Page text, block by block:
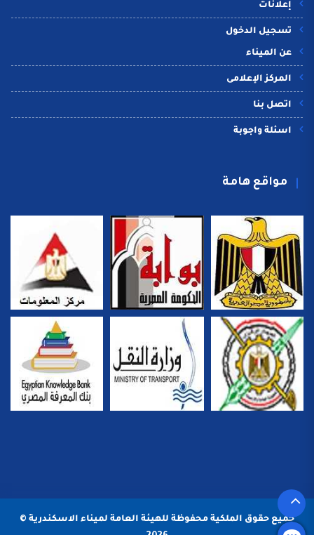
إعلانات
تسجيل الدخول
عن الميناء
المركز الإعلامى
اتصل بنا
اسئلة واجوبة
مواقع هامة
جميع حقوق الملكية محفوظة للهيئة العامة لميناء الاسكندرية ©